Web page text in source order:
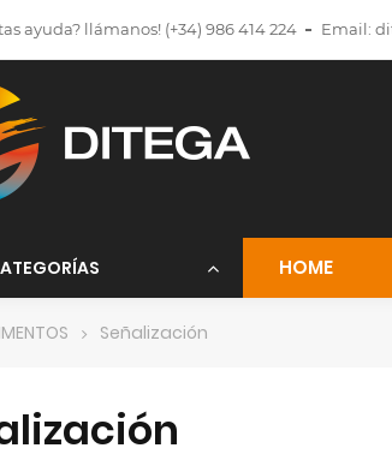
ayuda? llámanos! (+34) 986 414 224 Email:
HOME
Señalización